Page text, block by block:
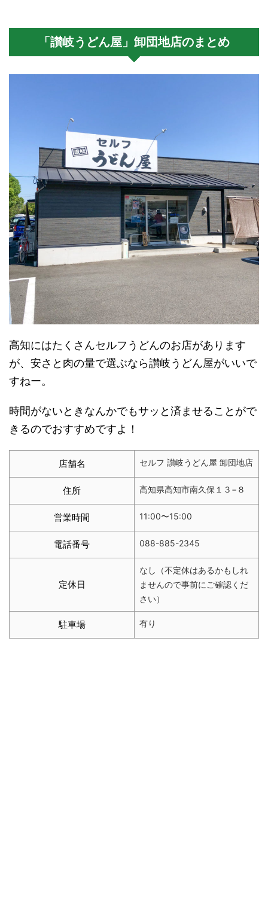
「讃岐うどん屋」卸団地店のまとめ
高知にはたくさんセルフうどんのお店があります
が、安さと肉の量で選ぶなら讃岐うどん屋がいいで
すねー。
時間がないときなんかでもサッと済ませることがで
きるのでおすすめですよ！
店舗名 セルフ 讃岐うどん屋 卸団地店
住所 高知県高知市南久保１３−８
営業時間 11:00〜15:00
電話番号 088-885-2345
定休日
なし（不定休はあるかもしれ
ませんので事前にご確認くだ
さい）
駐車場 有り